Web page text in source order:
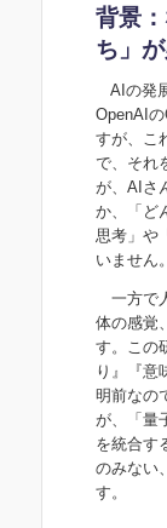
背景
ち」
AIの発
OpenAI
すが、こ
で、それ
が、AIさ
か、「ど
思考」や
いません。
一方で
体の感覚
す。この
り』『意
明前なの
が、「量
を統合す
のみない
す。